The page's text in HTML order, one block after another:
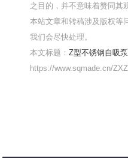
之目的，并不意味着赞同其
本站文章和转稿涉及版权等
我们会尽快处理。
本文标题：Z型不锈钢自吸泵
https://www.sqmade.cn/